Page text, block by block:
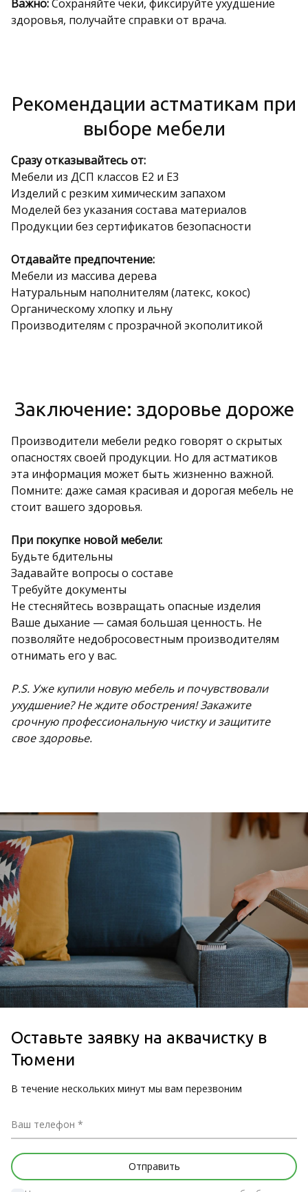
Важно:Сохраняйте чеки, фиксируйте ухудшение
здоровья, получайте справки от врача.
Рекомендации астматикам при
выборе мебели
Сразу отказывайтесь от:
Мебели из ДСП классов E2 и E3
Изделий с резким химическим запахом
Моделей без указания состава материалов
Продукции без сертификатов безопасности
Отдавайте предпочтение:
Мебели из массива дерева
Натуральным наполнителям (латекс, кокос)
Органическому хлопку и льну
Производителям с прозрачной экополитикой
Заключение: здоровье дороже
Производители мебели редко говорят о скрытых
опасностях своей продукции. Но для астматиков
эта информация может быть жизненно важной.
Помните: даже самая красивая и дорогая мебель не
стоит вашего здоровья.
При покупке новой мебели:
Будьте бдительны
Задавайте вопросы о составе
Требуйте документы
Не стесняйтесь возвращать опасные изделия
Ваше дыхание — самая большая ценность. Не
позволяйте недобросовестным производителям
отнимать его у вас.
P.S. Уже купили новую мебель и почувствовали
ухудшение? Не ждите обострения! Закажите
срочную профессиональную чистку и защитите
свое здоровье.
Оставьте заявку на аквачистку в
Тюмени
В течение нескольких минут мы вам перезвоним
Ваш телефон